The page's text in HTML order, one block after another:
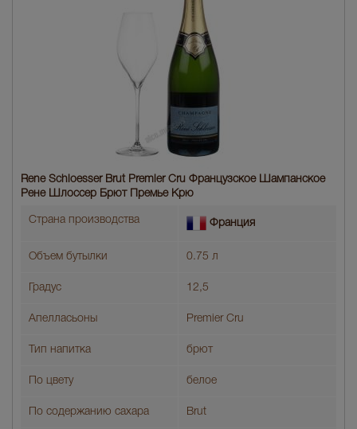
Rene Schloesser Brut Premier Cru Французское Шампанское
Рене Шлоссер Брют Премье Крю
Страна производства Франция
Объем бутылки 0.75 л
Градус 12,5
Апелласьоны Premier Cru
Тип напитка брют
По цвету белое
По содержанию сахара Brut